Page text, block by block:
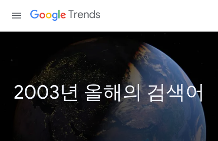
Trends
2003년 올해의 검색어